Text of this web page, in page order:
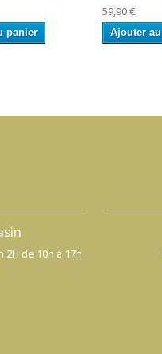
panier
59,90 €
Ajouter
de 10h à 17h